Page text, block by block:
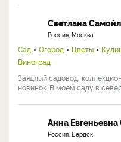
Светлана
Россия, Москва
Сад Огород Цветы
Виноград
Заядлый садовод,
новинок. В моем саду в
Анна
Россия, Бердск